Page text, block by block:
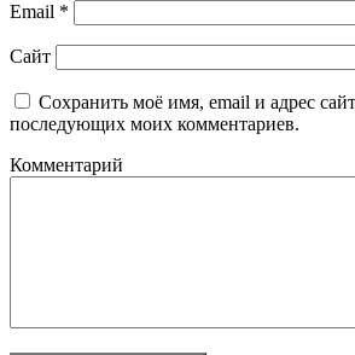
Email *
Сайт
Сохранить моё имя, email и адрес
последующих моих комментариев.
Комментарий